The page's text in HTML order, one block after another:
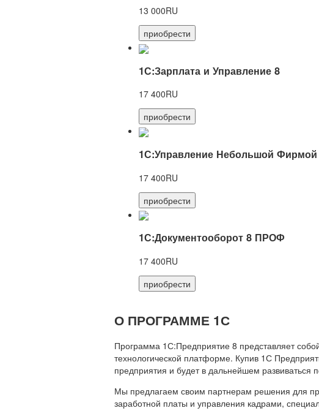
13 000RU
приобрести
1С:Зарплата и Управление 8
17 400RU
приобрести
1С:Управление Небольшой Фирмой
17 400RU
приобрести
1С:Документооборот 8 ПРОФ
17 400RU
приобрести
О ПРОГРАММЕ 1С
Программа 1С:Предприятие 8 представляет
технологической платформе. Купив 1С
предприятия и будет в дальнейшем
Мы предлагаем своим партнерам решения для
заработной платы и управления кадрами,